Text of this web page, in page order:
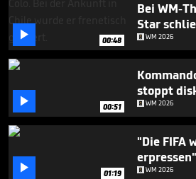
 00:48
Bei WM-
Star
WM 2026
 00:51
stoppt
WM 2026
 01:19
"Die FIFA
erpressen"
WM 2026